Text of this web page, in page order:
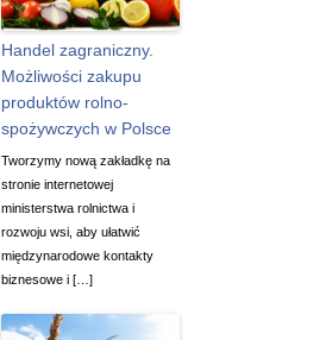
Handel zagraniczny.
Możliwości zakupu
produktów rolno-
spożywczych w Polsce
Tworzymy nową zakładkę na
stronie internetowej
ministerstwa rolnictwa i
rozwoju wsi, aby ułatwić
międzynarodowe kontakty
biznesowe i […]